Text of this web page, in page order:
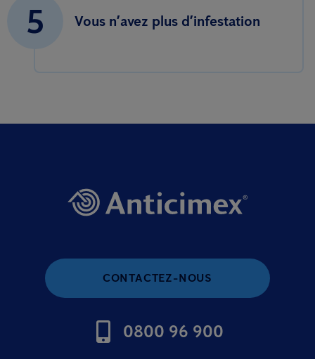
5 Vous n’avez plus d’infestation
CONTACTEZ-NOUS
0800 96 900